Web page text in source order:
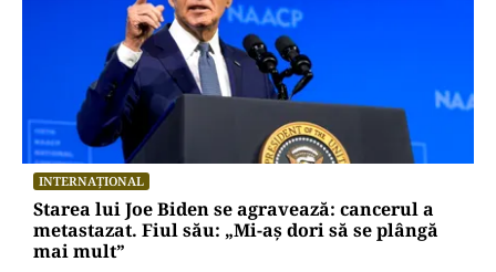
INTERNAȚIONAL
Starea lui Joe Biden se agravează: cancerul a
metastazat. Fiul său: „Mi-aș dori să se plângă
mai mult”